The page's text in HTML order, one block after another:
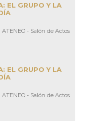
EL GRUPO Y LA
ATENEO - Salón de Actos
EL GRUPO Y LA
ATENEO - Salón de Actos